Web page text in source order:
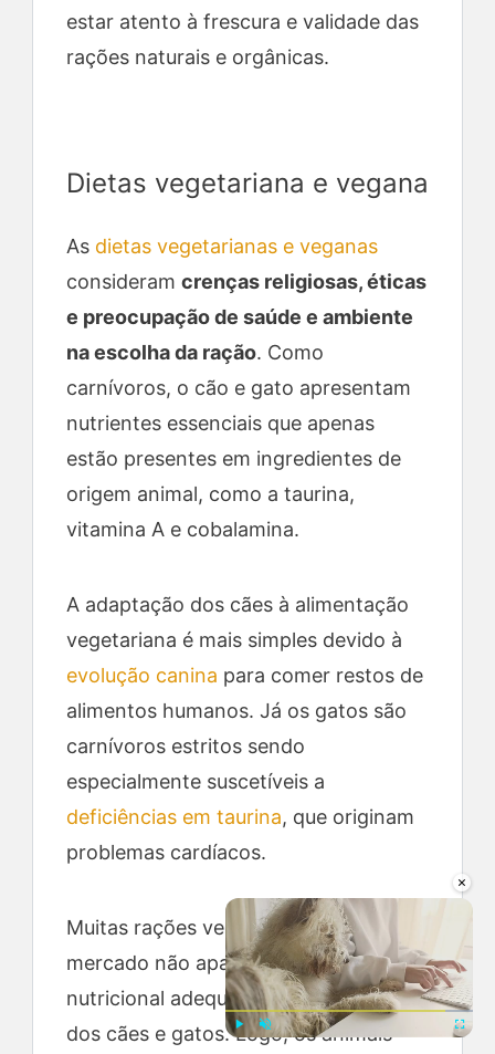
×
Unmute
estar atento à frescura e validade das
rações naturais e orgânicas.
Dietas vegetariana e vegana
As dietas vegetarianas e veganas
consideram crenças religiosas, éticas
e preocupação de saúde e ambiente
na escolha da ração. Como
carnívoros, o cão e gato apresentam
nutrientes essenciais que apenas
estão presentes em ingredientes de
origem animal, como a taurina,
vitamina A e cobalamina.
A adaptação dos cães à alimentação
vegetariana é mais simples devido à
evolução canina para comer restos de
alimentos humanos. Já os gatos são
carnívoros estritos sendo
especialmente suscetíveis a
deficiências em taurina, que originam
problemas cardíacos.
Muitas rações vegetarianas no
mercado não aparentam um perfil
nutricional adequado às necessidades
dos cães e gatos. Logo, os animais